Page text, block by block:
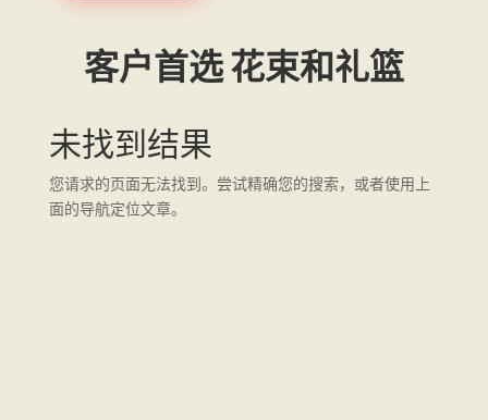
客户首选 花束和礼篮
未找到结果
您请求的页面无法找到。尝试精确您的搜索，或者使用上
面的导航定位文章。